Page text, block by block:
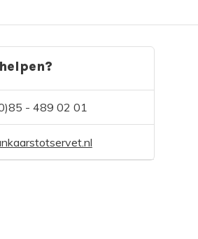
- 489 02 01